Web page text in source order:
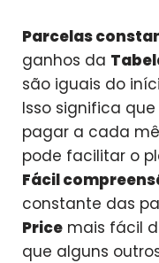
Parcelas
ganhos da
são iguais do
Isso significa
pagar a cada
pode facilitar o
Fácil
constante das
Price mais fácil
que alguns